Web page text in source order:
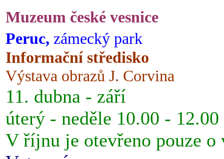
Muzeum české vesnice
Peruc, zámecký park
Informační středisko
Výstava obrazů J. Corvina
11. dubna - září
úterý - neděle 10.00 -
V říjnu je otevřeno pouze o